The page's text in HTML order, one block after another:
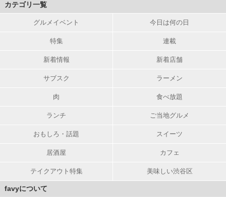
カテゴリ一覧
グルメイベント 今日は何の日
特集 連載
新着情報 新着店舗
サブスク ラーメン
肉 食べ放題
ランチ ご当地グルメ
おもしろ・話題 スイーツ
居酒屋 カフェ
テイクアウト特集 美味しい渋谷区
favyについて